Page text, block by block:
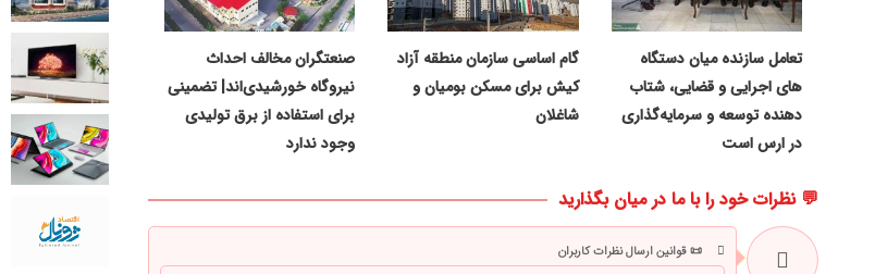
تعامل سازنده میان دستگاه‌
های اجرایی و قضایی، شتاب‌
دهنده توسعه و سرمایه‌گذاری
در ارس است
گام اساسی سازمان منطقه آزاد
کیش برای مسکن بومیان و
شاغلان
صنعتگران مخالف احداث
نیروگاه خورشیدی‌اند| تضمینی
برای استفاده از برق تولیدی
وجود ندارد
💬 نظرات خود را با ما در میان بگذارید
📜 قوانین ارسال نظرات کاربران